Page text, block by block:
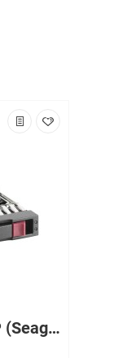
Жесткий диск HP (Seagate) Exos 7E8 8Tb U1200 7200 256Mb 12G 512e SAS 3,5" For MSA2062 MSA2060 MSA1060(P17182-001)